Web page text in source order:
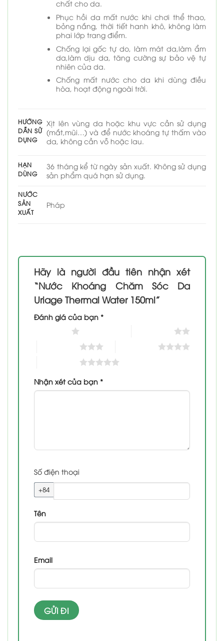
chất cho da.
Phục hồi da mất nước khi chơi thể thao,
bỏng nắng, thời tiết hanh khô, không làm
phai lớp trang điểm.
Chống lại gốc tự do, làm mát da,làm ẩm
da,làm dịu da, tăng cường sự bảo vệ tự
nhiên của da.
Chống mất nước cho da khi dùng điều
hòa, hoạt động ngoài trời.
HƯỚNG
DẪN SỬ
DỤNG
Xịt lên vùng da hoặc khu vực cần sử dụng
(mắt,mũi…) và để nước khoáng tự thấm vào
da, không cần vỗ hoặc lau.
HẠN
DÙNG
36 tháng kể từ ngày sản xuất. Không sử dụng
sản phẩm quá hạn sử dụng.
NƯỚC
SẢN
XUẤT
Pháp
Hãy là người đầu tiên nhận xét
“Nước Khoáng Chăm Sóc Da
Uriage Thermal Water 150ml”
Đánh giá của bạn *
Nhận xét của bạn *
Số điện thoại
+84
Tên
Email